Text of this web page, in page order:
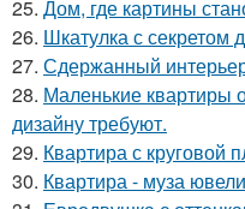
25. Дом, где картины
26. Шкатулка с секретом
27. Сдержанный
28. Маленькие квартиры
дизайну требуют.
29. Квартира с круговой
30. Квартира - муза